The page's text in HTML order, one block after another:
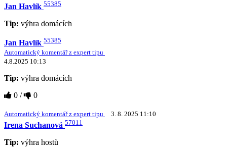
Jan Havlík 55385
Tip: výhra domácích
Jan Havlík 55385
Automatický komentář z expert tipu
4.8.2025 10:13
Tip: výhra domácích
0 / 0
Automatický komentář z expert tipu 3. 8. 2025 11:10
Irena Suchanová 57011
Tip: výhra hostů